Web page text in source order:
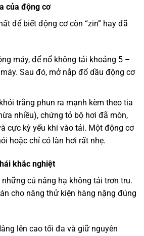
của động cơ
để biết động cơ còn “zin” hay đã
máy, để nổ không tải khoảng 5 –
Sau đó, mở nắp đổ dầu động cơ
trắng phun ra mạnh kèm theo tia
nhiều), chứng tỏ bộ hơi đã mòn,
cực kỳ yếu khi vào tải. Một động cơ
hoặc chỉ có làn hơi rất nhẹ.
khắc nghiệt
cú nâng hạ không tải trơn tru.
cho nâng thử kiện hàng nặng đúng
lên cao tối đa và giữ nguyên